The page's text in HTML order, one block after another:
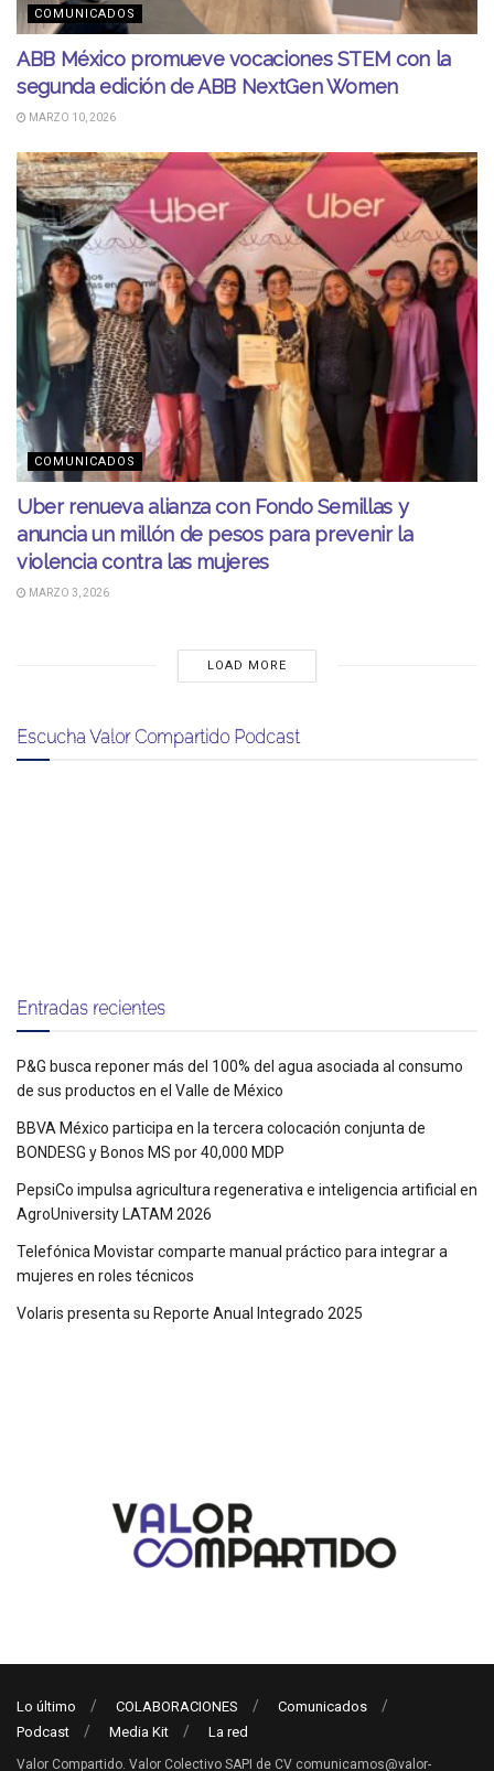
COMUNICADOS
ABB México promueve vocaciones STEM con la
segunda edición de ABB NextGen Women
MARZO 10, 2026
COMUNICADOS
Uber renueva alianza con Fondo Semillas y
anuncia un millón de pesos para prevenir la
violencia contra las mujeres
MARZO 3, 2026
LOAD MORE
Escucha Valor Compartido Podcast
Entradas recientes
P&G busca reponer más del 100% del agua asociada al consumo
de sus productos en el Valle de México
BBVA México participa en la tercera colocación conjunta de
BONDESG y Bonos MS por 40,000 MDP
PepsiCo impulsa agricultura regenerativa e inteligencia artificial en
AgroUniversity LATAM 2026
Telefónica Movistar comparte manual práctico para integrar a
mujeres en roles técnicos
Volaris presenta su Reporte Anual Integrado 2025
Lo último COLABORACIONES
Comunicados
Podcast
Media Kit La red
Valor Compartido. Valor Colectivo SAPI de CV comunicamos@valor-